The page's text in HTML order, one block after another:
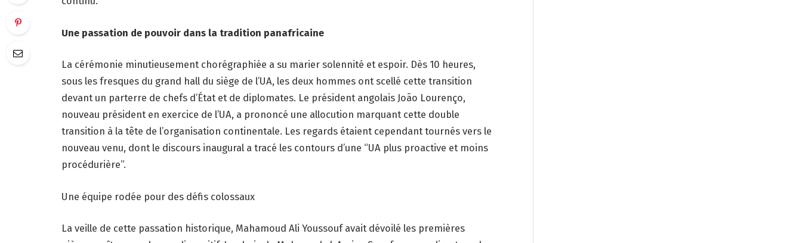
Une passation de pouvoir dans la tradition panafricaine
La cérémonie minutieusement chorégraphiée a su marier solennité et espoir. Dès 10 heures,
sous les fresques du grand hall du siège de l’UA, les deux hommes ont scellé cette transition
devant un parterre de chefs d’État et de diplomates. Le président angolais João Lourenço,
nouveau président en exercice de l’UA, a prononcé une allocution marquant cette double
transition à la tête de l’organisation continentale. Les regards étaient cependant tournés vers le
nouveau venu, dont le discours inaugural a tracé les contours d’une “UA plus proactive et moins
procédurière”.
Une équipe rodée pour des défis colossaux
La veille de cette passation historique, Mahamoud Ali Youssouf avait dévoilé les premières